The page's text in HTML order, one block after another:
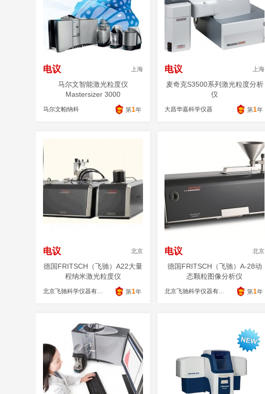
电议 上海
马尔文智能激光粒度仪
Mastersizer 3000
马尔文帕纳科 第1年
电议 上海
麦奇克S3500系列激光粒度分析
仪
大昌华嘉科学仪器 第1年
电议 北京
德国FRITSCH（飞驰）A22大量
程纳米激光粒度仪
北京飞驰科学仪器有限公司 第1年
电议 北京
德国FRITSCH（飞驰）A-28动
态颗粒图像分析仪
北京飞驰科学仪器有限公司 第1年